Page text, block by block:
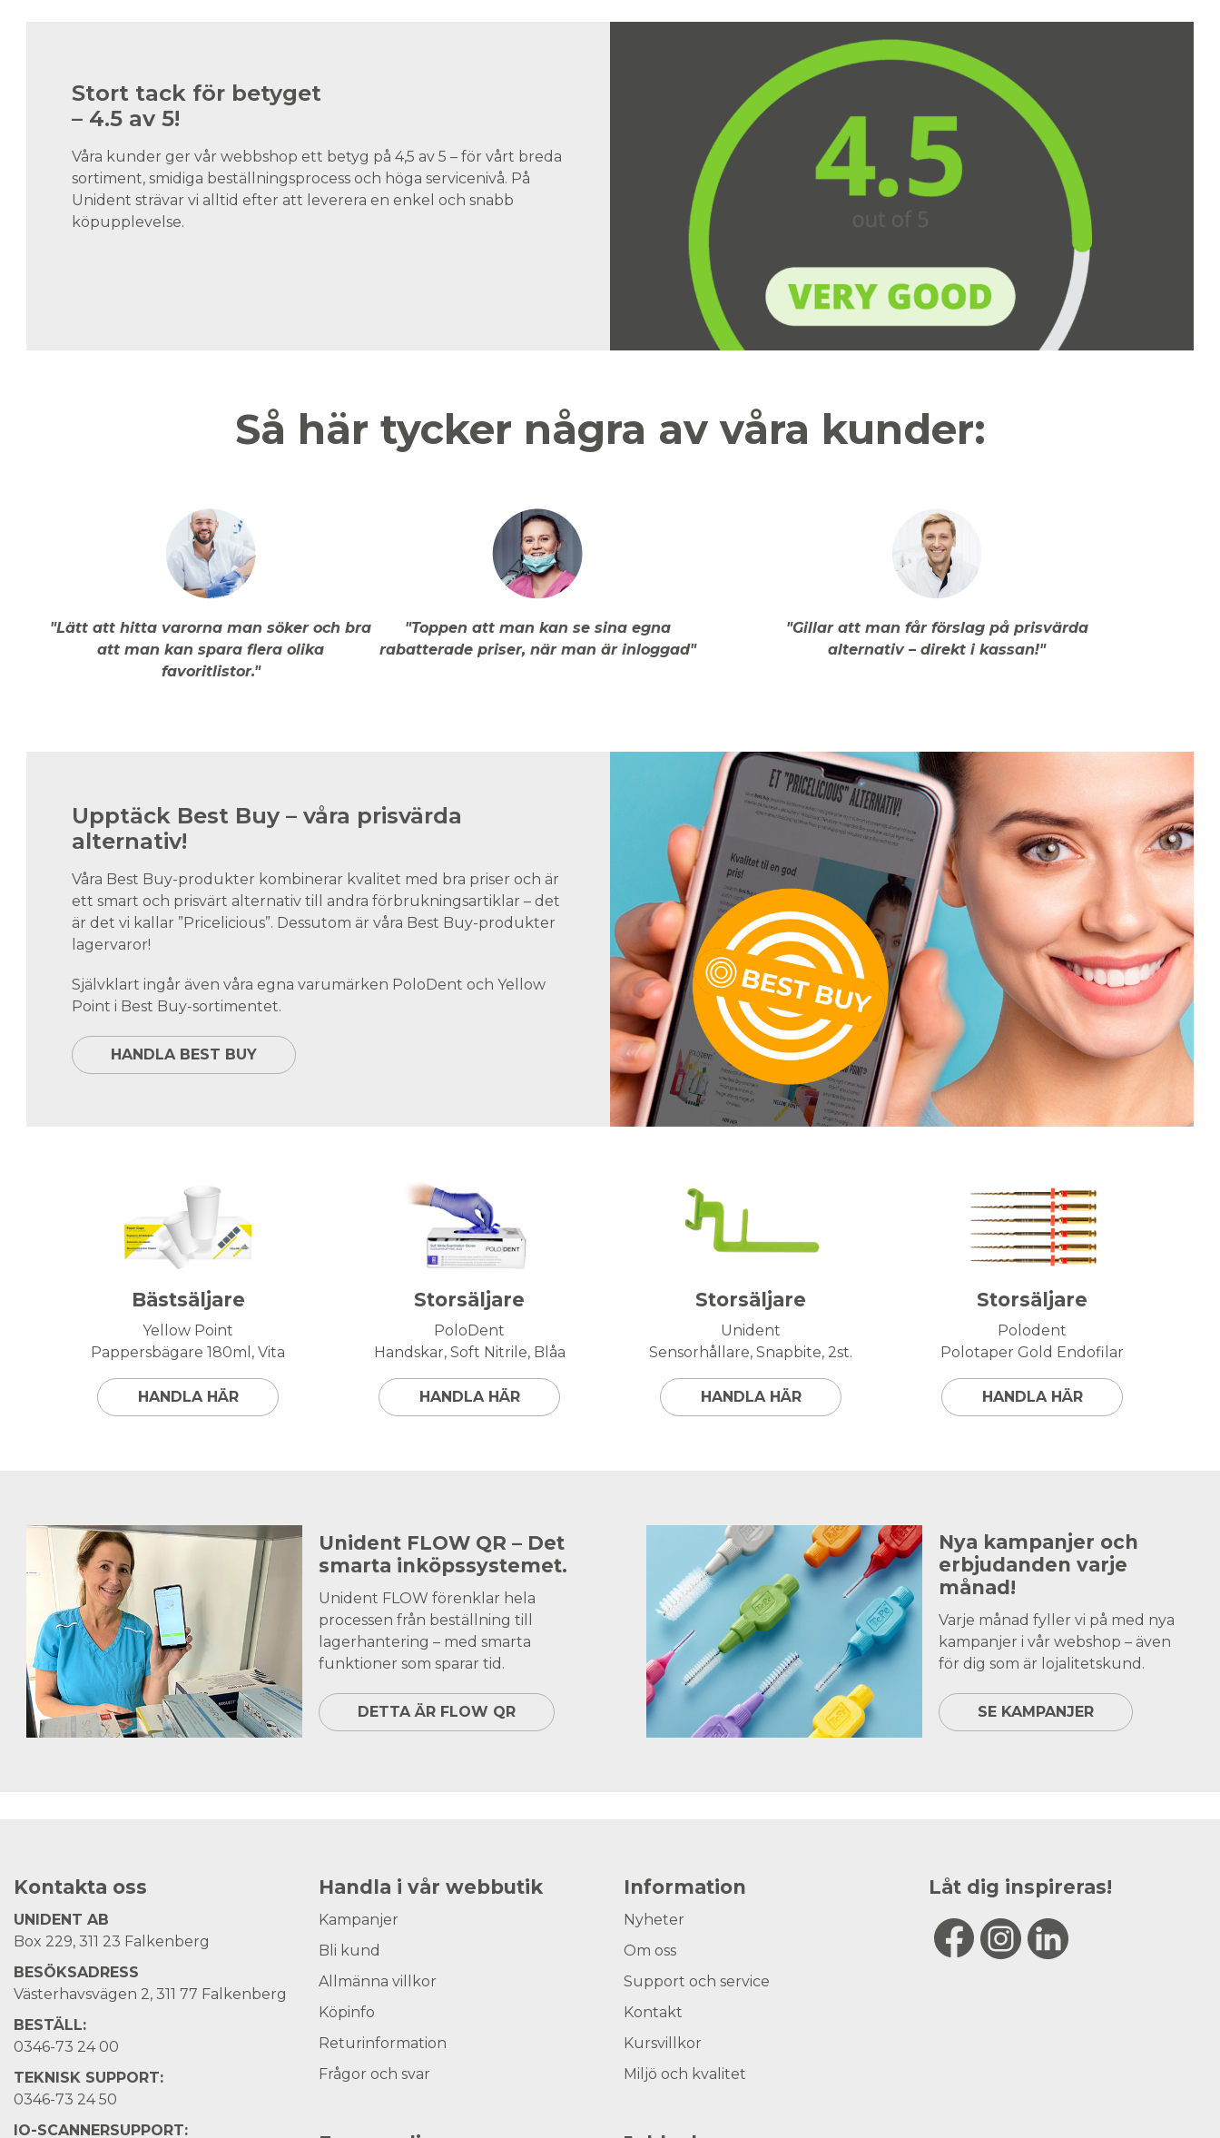
Stort tack för betyget
– 4.5 av 5!
Våra kunder ger vår webbshop ett betyg på 4,5 av 5 – för vårt breda
sortiment, smidiga beställningsprocess och höga servicenivå. På
Unident strävar vi alltid efter att leverera en enkel och snabb
köpupplevelse.
Så här tycker några av våra kunder:
"Lätt att hitta varorna man söker och bra
att man kan spara flera olika
favoritlistor."
"Toppen att man kan se sina egna
rabatterade priser, när man är inloggad"
"Gillar att man får förslag på prisvärda
alternativ – direkt i kassan!"
Upptäck Best Buy – våra prisvärda
alternativ!
Våra Best Buy-produkter kombinerar kvalitet med bra priser och är
ett smart och prisvärt alternativ till andra förbrukningsartiklar – det
är det vi kallar ”Pricelicious”. Dessutom är våra Best Buy-produkter
lagervaror!
Självklart ingår även våra egna varumärken PoloDent och Yellow
Point i Best Buy-sortimentet.
HANDLA BEST BUY
Bästsäljare
Yellow Point
Pappersbägare 180ml, Vita
HANDLA HÄR
Storsäljare
PoloDent
Handskar, Soft Nitrile, Blåa
HANDLA HÄR
Storsäljare
Unident
Sensorhållare, Snapbite, 2st.
HANDLA HÄR
Storsäljare
Polodent
Polotaper Gold Endofilar
HANDLA HÄR
Unident FLOW QR – Det
smarta inköpssystemet.
Unident FLOW förenklar hela
processen från beställning till
lagerhantering – med smarta
funktioner som sparar tid.
DETTA ÄR FLOW QR
Nya kampanjer och
erbjudanden varje
månad!
Varje månad fyller vi på med nya
kampanjer i vår webshop – även
för dig som är lojalitetskund.
SE KAMPANJER
Kontakta oss
UNIDENT AB
Box 229, 311 23 Falkenberg
BESÖKSADRESS
Västerhavsvägen 2, 311 77 Falkenberg
BESTÄLL:
0346-73 24 00
TEKNISK SUPPORT:
0346-73 24 50
IO-SCANNERSUPPORT:
Handla i vår webbutik
Kampanjer
Bli kund
Allmänna villkor
Köpinfo
Returinformation
Frågor och svar
Information
Nyheter
Om oss
Support och service
Kontakt
Kursvillkor
Miljö och kvalitet
Låt dig inspireras!